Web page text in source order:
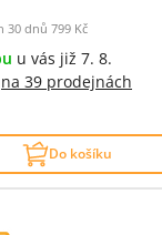
30 dnů 799 Kč
u vás již 7. 8.
na 39 prodejnách
Do košíku